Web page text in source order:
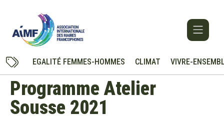
EGALITÉ FEMMES-HOMMES CLIMAT VIVRE-
Programme Atelier
Sousse 2021